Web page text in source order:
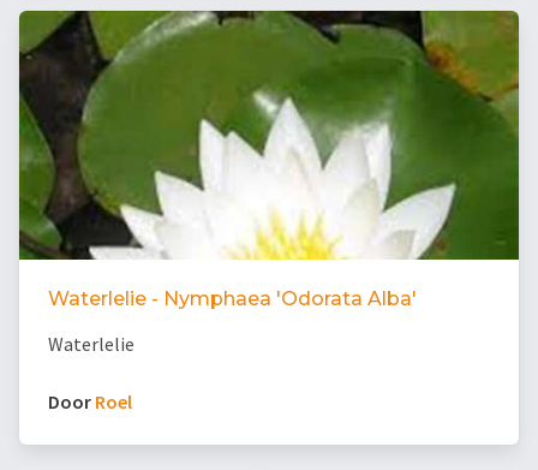
Waterlelie - Nymphaea 'Odorata Alba'
Waterlelie
Door Roel